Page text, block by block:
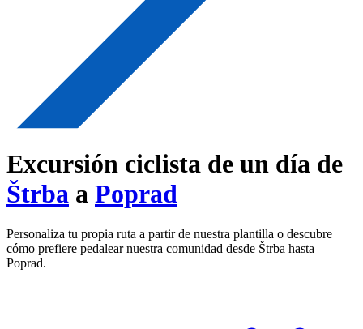
Excursión ciclista de un día de
Štrba a Poprad
Personaliza tu propia ruta a partir de nuestra plantilla o descubre
cómo prefiere pedalear nuestra comunidad desde Štrba hasta
Poprad.